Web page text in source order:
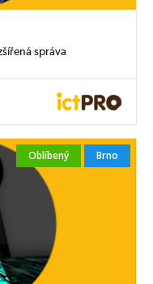
správa
Oblíbený Brno